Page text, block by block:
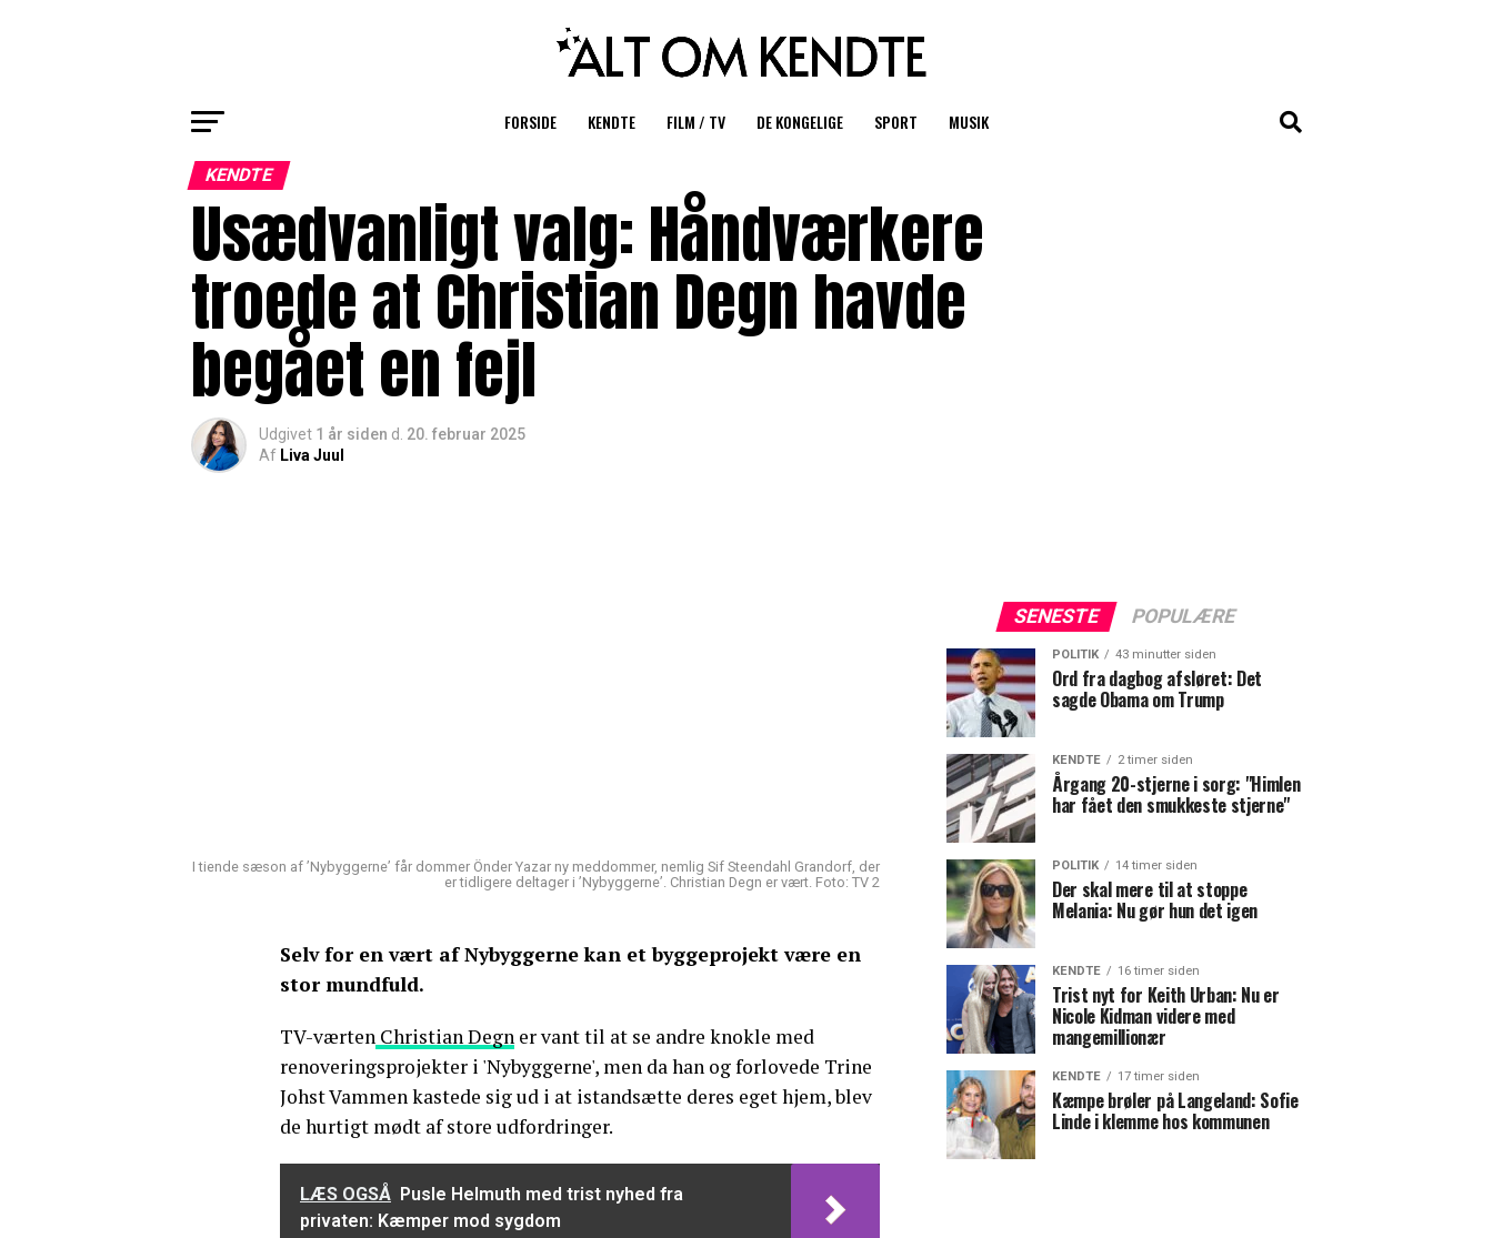
FORSIDE KENDTE FILM / TV DE KONGELIGE SPORT MUSIK
KENDTE
Usædvanligt valg: Håndværkere
troede at Christian Degn havde
begået en fejl
Udgivet 1 år siden d. 20. februar 2025
Af Liva Juul
I tiende sæson af ’Nybyggerne’ får dommer Önder Yazar ny meddommer, nemlig Sif Steendahl Grandorf, der
er tidligere deltager i ’Nybyggerne’. Christian Degn er vært. Foto: TV 2
Selv for en vært af Nybyggerne kan et byggeprojekt være en
stor mundfuld.
TV-værten Christian Degn er vant til at se andre knokle med
renoveringsprojekter i 'Nybyggerne', men da han og forlovede Trine
Johst Vammen kastede sig ud i at istandsætte deres eget hjem, blev
de hurtigt mødt af store udfordringer.
LÆS OGSÅ Pusle Helmuth med trist nyhed fra
privaten: Kæmper mod sygdom
SENESTE POPULÆRE
POLITIK 43 minutter siden
Ord fra dagbog afsløret: Det
sagde Obama om Trump
KENDTE 2 timer siden
Årgang 20-stjerne i sorg: "Himlen
har fået den smukkeste stjerne"
POLITIK 14 timer siden
Der skal mere til at stoppe
Melania: Nu gør hun det igen
KENDTE 16 timer siden
Trist nyt for Keith Urban: Nu er
Nicole Kidman videre med
mangemillionær
KENDTE 17 timer siden
Kæmpe brøler på Langeland: Sofie
Linde i klemme hos kommunen